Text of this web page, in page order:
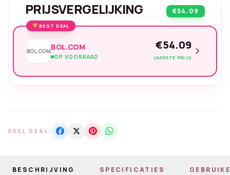
PRIJSVERGELIJKING €54.09
BEST DEAL
BOL.COMBOL.COM
OP VOORRAAD
€54.09
LAAGSTE PRIJS chevron_right
DEEL DEAL:
BESCHRIJVING SPECIFICATIES